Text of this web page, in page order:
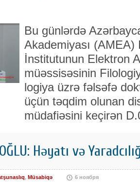
Bu günlərdə
Akademiyası
İnsti­tu­tunun Elektron
müəssisəsinin
lo­giya üzrə fəlsəfə
üçün təqdim olunan
müdafiəsini ke­çirən
Həyatı və
, Müsabiqə 6 ноября